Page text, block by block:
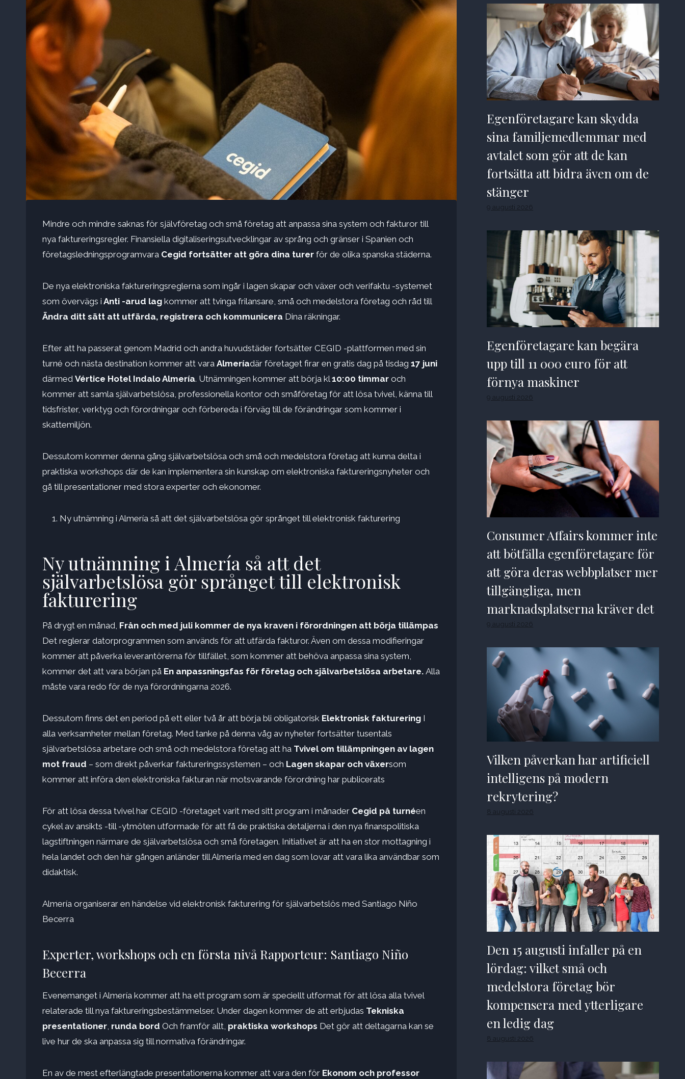
Mindre och mindre saknas för självföretag och små företag att anpassa sina system och fakturor till
nya faktureringsregler. Finansiella digitaliseringsutvecklingar av språng och gränser i Spanien och
företagsledningsprogramvara Cegid fortsätter att göra dina turer för de olika spanska städerna.
De nya elektroniska faktureringsreglerna som ingår i lagen skapar och växer och verifaktu -systemet
som övervägs i Anti -arud lag kommer att tvinga frilansare, små och medelstora företag och råd till
Ändra ditt sätt att utfärda, registrera och kommunicera Dina räkningar.
Efter att ha passerat genom Madrid och andra huvudstäder fortsätter CEGID -plattformen med sin
turné och nästa destination kommer att vara Almeríadär företaget firar en gratis dag på tisdag 17 juni
därmed Vértice Hotel Indalo Almería. Utnämningen kommer att börja kl10:00 timmar och
kommer att samla självarbetslösa, professionella kontor och småföretag för att lösa tvivel, känna till
tidsfrister, verktyg och förordningar och förbereda i förväg till de förändringar som kommer i
skattemiljön.
Dessutom kommer denna gång självarbetslösa och små och medelstora företag att kunna delta i
praktiska workshops där de kan implementera sin kunskap om elektroniska faktureringsnyheter och
gå till presentationer med stora experter och ekonomer.
Ny utnämning i Almería så att det självarbetslösa gör språnget till elektronisk fakturering
Ny utnämning i Almería så att det
självarbetslösa gör språnget till elektronisk
fakturering
På drygt en månad, Från och med juli kommer de nya kraven i förordningen att börja tillämpas
Det reglerar datorprogrammen som används för att utfärda fakturor. Även om dessa modifieringar
kommer att påverka leverantörerna för tillfället, som kommer att behöva anpassa sina system,
kommer det att vara början på En anpassningsfas för företag och självarbetslösa arbetare. Alla
måste vara redo för de nya förordningarna 2026.
Dessutom finns det en period på ett eller två år att börja bli obligatorisk Elektronisk fakturering I
alla verksamheter mellan företag. Med tanke på denna våg av nyheter fortsätter tusentals
självarbetslösa arbetare och små och medelstora företag att ha Tvivel om tillämpningen av lagen
mot fraud – som direkt påverkar faktureringssystemen – och Lagen skapar och växersom
kommer att införa den elektroniska fakturan när motsvarande förordning har publicerats
För att lösa dessa tvivel har CEGID -företaget varit med sitt program i månader Cegid på turnéen
cykel av ansikts -till -ytmöten utformade för att få de praktiska detaljerna i den nya finanspolitiska
lagstiftningen närmare de självarbetslösa och små företagen. Initiativet är att ha en stor mottagning i
hela landet och den här gången anländer till Almeria med en dag som lovar att vara lika användbar som
didaktisk.
Almería organiserar en händelse vid elektronisk fakturering för självarbetslös med Santiago Niño
Becerra
Experter, workshops och en första nivå Rapporteur: Santiago Niño
Becerra
Evenemanget i Almería kommer att ha ett program som är speciellt utformat för att lösa alla tvivel
relaterade till nya faktureringsbestämmelser. Under dagen kommer de att erbjudas Tekniska
presentationer, runda bord Och framför allt, praktiska workshops Det gör att deltagarna kan se
live hur de ska anpassa sig till normativa förändringar.
En av de mest efterlängtade presentationerna kommer att vara den för Ekonom och professor
Egenföretagare kan skydda
sina familjemedlemmar med
avtalet som gör att de kan
fortsätta att bidra även om de
stänger
9 augusti 2026
Egenföretagare kan begära
upp till 11 000 euro för att
förnya maskiner
9 augusti 2026
Consumer Affairs kommer inte
att bötfälla egenföretagare för
att göra deras webbplatser mer
tillgängliga, men
marknadsplatserna kräver det
9 augusti 2026
Vilken påverkan har artificiell
intelligens på modern
rekrytering?
8 augusti 2026
Den 15 augusti infaller på en
lördag: vilket små och
medelstora företag bör
kompensera med ytterligare
en ledig dag
8 augusti 2026